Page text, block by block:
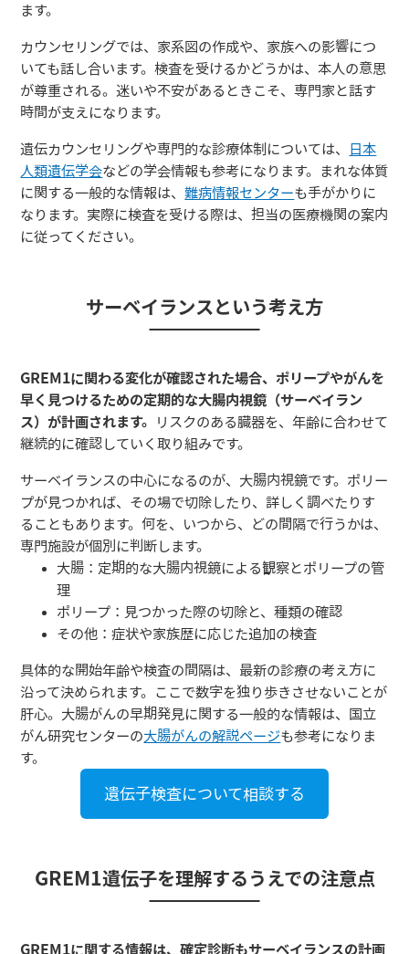
ます。
カウンセリングでは、家系図の作成や、家族への影響につ
いても話し合います。検査を受けるかどうかは、本人の意思
が尊重される。迷いや不安があるときこそ、専門家と話す
時間が支えになります。
遺伝カウンセリングや専門的な診療体制については、
日本
人類遺伝学会などの学会情報も参考になります。まれな体質
に関する一般的な情報は、難病情報センターも手がかりに
なります。実際に検査を受ける際は、担当の医療機関の案内
に従ってください。
サーベイランスという考え方
GREM1に関わる変化が確認された場合、ポリープやがんを
早く見つけるための定期的な大腸内視鏡（サーベイラン
ス）が計画されます。
リスクのある臓器を、年齢に合わせて
継続的に確認していく取り組みです。
サーベイランスの中心になるのが、大腸内視鏡です。ポリー
プが見つかれば、その場で切除したり、詳しく調べたりす
ることもあります。何を、いつから、どの間隔で行うかは、
専門施設が個別に判断します。
大腸：定期的な大腸内視鏡による観察とポリープの管
理
ポリープ：見つかった際の切除と、種類の確認
その他：症状や家族歴に応じた追加の検査
具体的な開始年齢や検査の間隔は、最新の診療の考え方に
沿って決められます。ここで数字を独り歩きさせないことが
肝心。大腸がんの早期発見に関する一般的な情報は、国立
がん研究センターの大腸がんの解説ページも参考になりま
す。
遺伝子検査について相談する
GREM1遺伝子を理解するうえでの注意点
GREM1に関する情報は、確定診断もサーベイランスの計画